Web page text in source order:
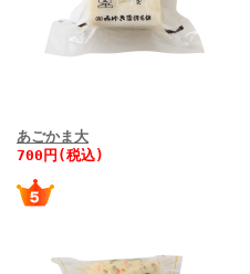
あごかま大
700円(税込)